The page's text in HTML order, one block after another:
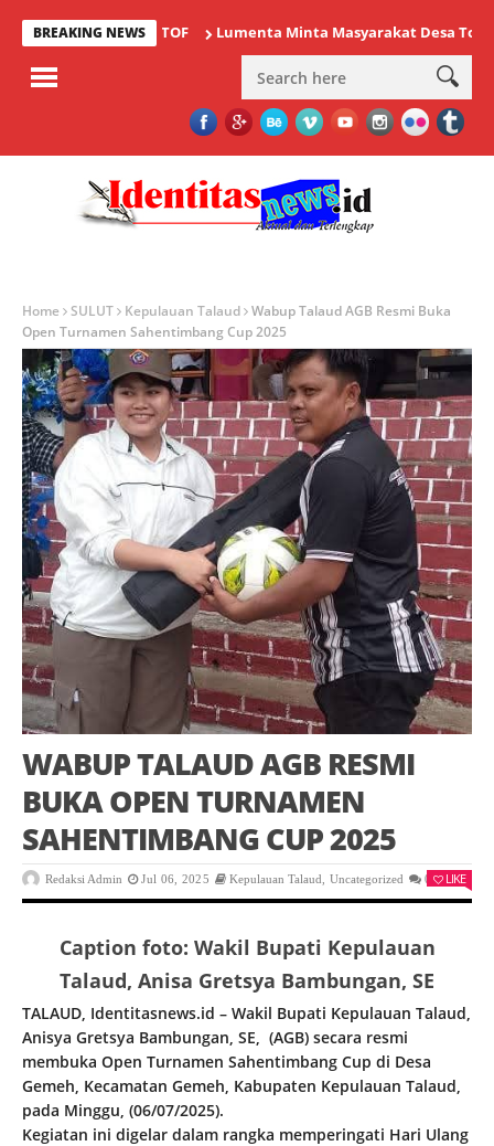
BREAKING NEWS Lumenta Minta Masyarakat Desa Tolok
Home SULUT Kepulauan Talaud Wabup Talaud AGB Resmi Buka
Open Turnamen Sahentimbang Cup 2025
WABUP TALAUD AGB RESMI
BUKA OPEN TURNAMEN
SAHENTIMBANG CUP 2025
Redaksi Admin Jul 06, 2025 Kepulauan Talaud Uncategorized 0 LIKE
Caption foto: Wakil Bupati Kepulauan
Talaud, Anisa Gretsya Bambungan, SE
TALAUD, Identitasnews.id – Wakil Bupati Kepulauan Talaud,
Anisya Gretsya Bambungan, SE, (AGB) secara resmi
membuka Open Turnamen Sahentimbang Cup di Desa
Gemeh, Kecamatan Gemeh, Kabupaten Kepulauan Talaud,
pada Minggu, (06/07/2025).
Kegiatan ini digelar dalam rangka memperingati Hari Ulang